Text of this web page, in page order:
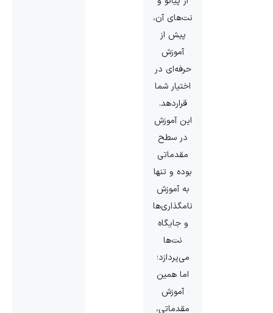
نت‌های آن،
پیش از
آموزش
حرفه‌ای در
اختیار شما
قراردهد.
این آموزش
در سطح
مقدماتی
بوده و تنها
به آموزش
نامگذاری‌ها
و جایگاه
نت‌ها
می‌پردازد؛
اما همین
آموزش
مقدماتی،